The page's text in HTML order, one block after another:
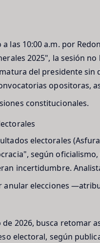
a las 10:00 a.m. por
2025", la sesión
del presidente
opositoras,
constitucionales.
electorales
según
incertidumbre.
elecciones
de 2026, busca retomar
electoral, según